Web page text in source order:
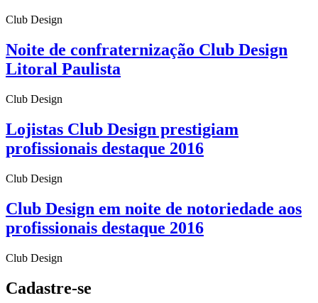
Club Design
Noite de confraternização Club Design
Litoral Paulista
Club Design
Lojistas Club Design prestigiam
profissionais destaque 2016
Club Design
Club Design em noite de notoriedade aos
profissionais destaque 2016
Club Design
Cadastre-se